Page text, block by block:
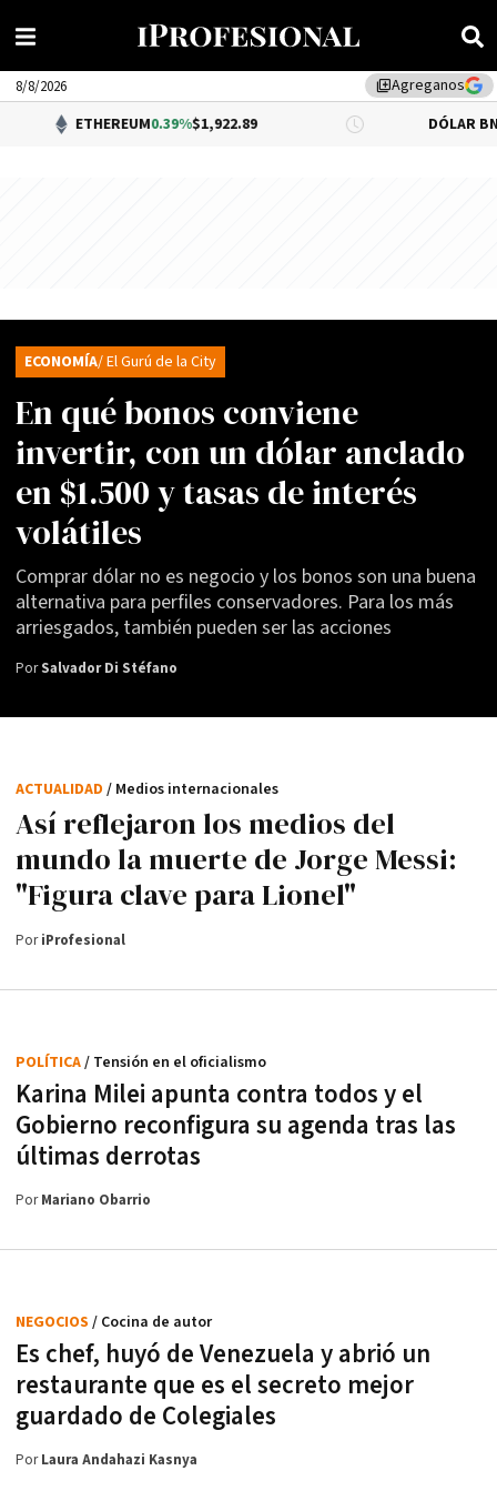
library_addAgreganos
8/8/2026
ETHEREUM0.39%$1,922.89 DÓLAR BNA
En qué bonos conviene
invertir, con un dólar anclado
en $1.500 y tasas de interés
volátiles
Comprar dólar no es negocio y los bonos son una buena
alternativa para perfiles conservadores. Para los más
arriesgados, también pueden ser las acciones
ECONOMÍA/ El Gurú de la City
PorSalvador Di Stéfano
Así reflejaron los medios del
mundo la muerte de Jorge Messi:
"Figura clave para Lionel"
ACTUALIDAD / Medios internacionales
PoriProfesional
Es chef, huyó de Venezuela y abrió un
restaurante que es el secreto mejor
guardado de Colegiales
NEGOCIOS / Cocina de autor
PorLaura Andahazi Kasnya
Karina Milei apunta contra todos y el
Gobierno reconfigura su agenda tras las
últimas derrotas
POLÍTICA/ Tensión en el oficialismo
PorMariano Obarrio